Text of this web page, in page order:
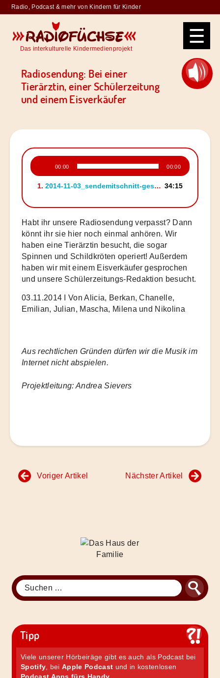
Skip
to
Radio, Podcast & mehr von Kindern für Kinder
Radiofüchse
Das interkulturelle Kindermedienprojekt
Radiosendung: Bei einer
Tierärztin, einer Schülerzeitung
und einem Eisverkäufer
Audio-
Player
00:00 00:00
1.2014-11-03_sendemitschnitt-geschnitten-ohne-musik-96kbit_34-14min 34:15
Habt ihr unsere Radiosendung verpasst? Dann
könnt ihr sie hier noch einmal anhören. Wir
haben eine Tierärztin besucht, die sogar
Spinnen und Schildkröten operiert! Außerdem
haben wir mit einem Eisverkäufer gesprochen
und unsere Schülerzeitungs-Redaktion besucht.
03.11.2014 I Von Alicia, Berkan, Chanelle,
Emilian, Julian, Mascha, Milena und Nikolina
Aus rechtlichen Gründen dürfen wir die Musik im
Internet nicht abspielen.
Projektleitung: Andrea Sievers
Beitragsnavigation
Voriger Artikel Nächster Artikel
Familie
Suche
Suchen
nach:
Tipp
Viele unserer Hörbeiräge gibt es auch als Podcast bei
Spotify , beiApple Podcast und in kostenlosen
Podcast Apps fürs Handy